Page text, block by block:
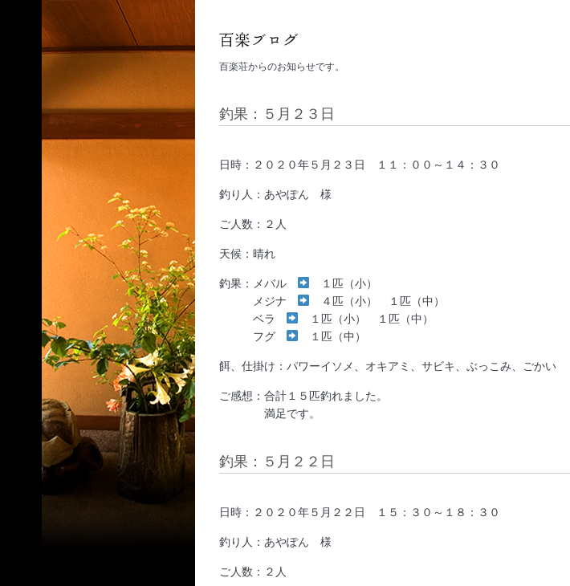
百楽荘からのお知らせです。
釣果：５月２３日
日時：２０２０年５月２３日 １１：００～１４：３０
釣り人：あやぽん 様
ご人数：２人
天候：晴れ
釣果：メバル
１匹（小）
メジナ
４匹（小） １匹（中）
ベラ
１匹（小） １匹（中）
フグ
１匹（中）
餌、仕掛け：パワーイソメ、オキアミ、サビキ、ぶっこみ、ごかい
ご感想：合計１５匹釣れました。
満足です。
釣果：５月２２日
日時：２０２０年５月２２日 １５：３０～１８：３０
釣り人：あやぽん 様
ご人数：２人